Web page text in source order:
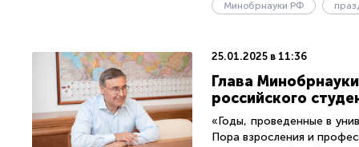
Минобрнауки РФ
25.01.2025 в 11:36
Глава
российского
«Годы, проведенные в
Пора взросления и